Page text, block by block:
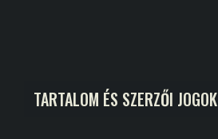
TARTALOM ÉS SZERZŐI JOGOK